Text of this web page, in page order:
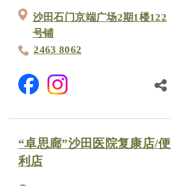
沙田石门京端广场2期1楼122
号铺
2463 8062
“卓思廊”沙田医院复康店/便
利店